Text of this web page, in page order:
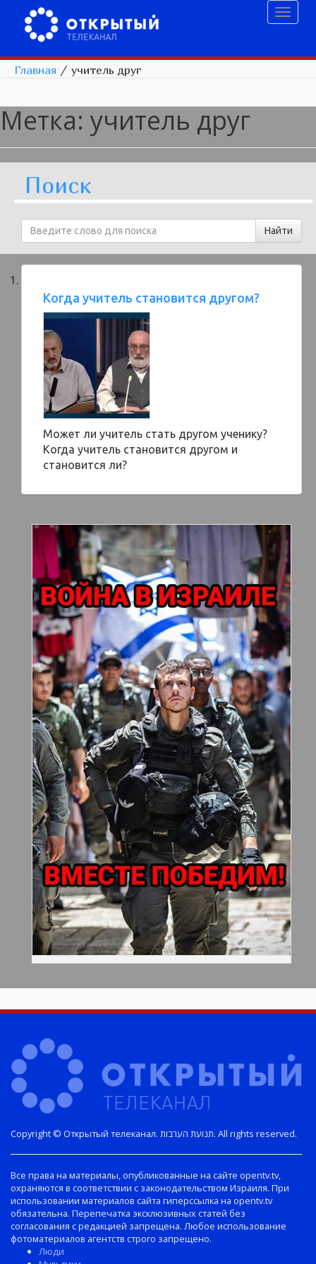
Главная / учитель друг
Метка: учитель друг
Поиск
Когда учитель становится другом?
Может ли учитель стать другом ученику?
Когда учитель становится другом и
становится ли?
Copyright © Открытый телеканал. תנועת הערבות. All rights reserved.
Все права на материалы, опубликованные на сайте opentv.tv,
охраняются в соответствии с законодательством Израиля. При
использовании материалов сайта гиперссылка на opentv.tv
обязательна. Перепечатка эксклюзивных статей без
согласования с редакцией запрещена. Любое использование
фотоматериалов агентств строго запрещено.
Люди